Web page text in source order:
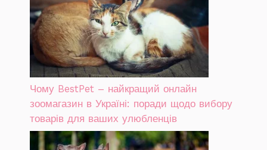
Чому BestPet – найкращий онлайн
зоомагазин в Україні: поради щодо вибору
товарів для ваших улюбленців